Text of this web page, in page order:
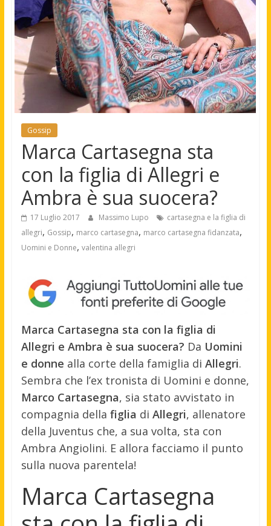
Gossip
Marca Cartasegna sta
con la figlia di Allegri e
Ambra è sua suocera?
17 Luglio 2017 Massimo Lupo
cartasegna e la figlia di
allegri, Gossip, marco cartasegna, marco cartasegna fidanzata,
Uomini e Donne, valentina allegri
Marca Cartasegna sta con la figlia di
Allegri e Ambra è sua suocera? Da Uomini
e donne alla corte della famiglia di Allegri.
Sembra che l’ex tronista di Uomini e donne,
Marco Cartasegna, sia stato avvistato in
compagnia della figlia di Allegri, allenatore
della Juventus che, a sua volta, sta con
Ambra Angiolini. E allora facciamo il punto
sulla nuova parentela!
Marca Cartasegna